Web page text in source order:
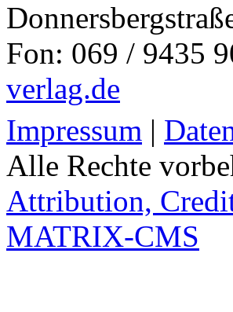
Fon: 069 / 9435
verlag.de
Impressum |
Alle Rechte
Attribution,
MATRIX-CMS